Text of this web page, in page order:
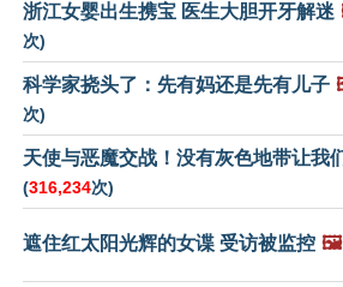
浙江女婴出生携宝 医生大胆开牙解迷
次)
科学家挠头了：先有妈还是先有儿子
次)
天使与恶魔交战！没有灰色地带让我
(316,234次)
遮住红太阳光辉的女谍 受访被监控 🖼️